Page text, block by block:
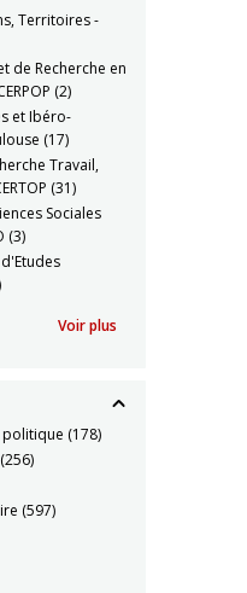
Territoires -
de Recherche en
(2)
et Ibéro-
(17)
Travail,
(31)
Sociales
(3)
Voir plus
politique (178)
(256)
(597)